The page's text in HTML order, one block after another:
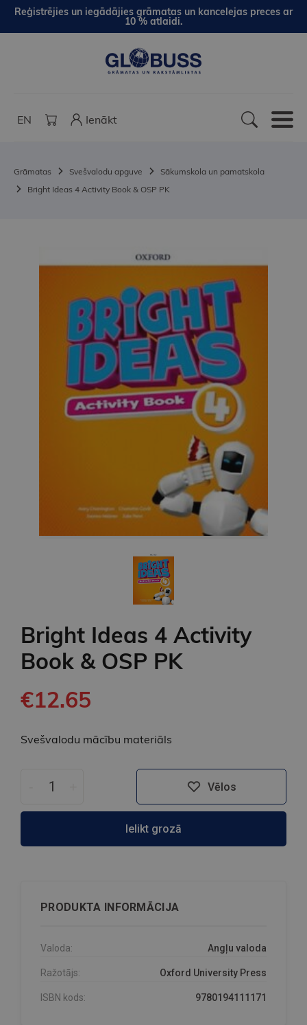
Reģistrējies un iegādājies grāmatas un kancelejas preces ar
10 % atlaidi.
EN Ienākt
Grāmatas Svešvalodu apguve
Sākumskola un pamatskola
Bright Ideas 4 Activity Book & OSP PK
Bright Ideas 4 Activity
Book & OSP PK
€12.65
Svešvalodu mācību materiāls
Vēlos
Ielikt grozā
PRODUKTA INFORMĀCIJA
Valoda: Angļu valoda
Ražotājs: Oxford University Press
ISBN kods: 9780194111171